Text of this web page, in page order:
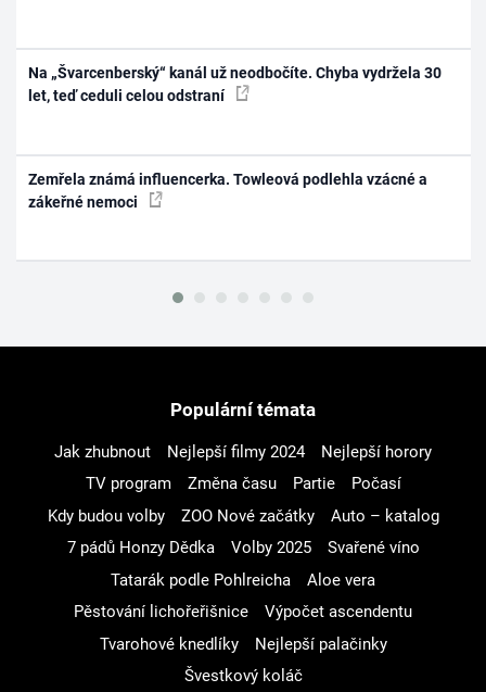
Na „Švarcenberský“ kanál už neodbočíte. Chyba vydržela 30
let, teď ceduli celou odstraní
Zemřela známá influencerka. Towleová podlehla vzácné a
zákeřné nemoci
Populární témata
Jak zhubnout Nejlepší filmy 2024
Nejlepší horory
TV program
Změna času Partie
Počasí
Kdy budou volby
ZOO Nové začátky
Auto – katalog
7 pádů Honzy Dědka
Volby 2025
Svařené víno
Tatarák podle Pohlreicha
Aloe vera
Pěstování lichořeřišnice
Výpočet ascendentu
Tvarohové knedlíky
Nejlepší palačinky
Švestkový koláč